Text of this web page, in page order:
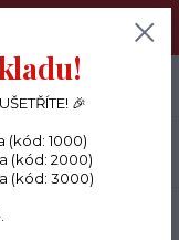
den, KREATIVNÍ
Menu
🎉
(kód: 1000)
(kód: 2000)
(kód: 3000)